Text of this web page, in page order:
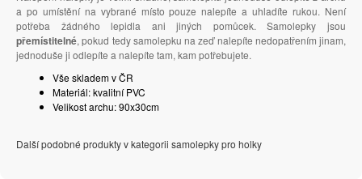
a po umístění na vybrané místo pouze nalepíte a uhladíte rukou. Není
potřeba žádného lepidla ani jiných pomůcek. Samolepky jsou
přemístitelné, pokud tedy samolepku na zeď nalepíte nedopatřením jinam,
jednoduše ji odlepíte a nalepíte tam, kam potřebujete.
Vše skladem v ČR
Materiál: kvalitní PVC
Velikost archu: 90x30cm
Další podobné produkty v kategorii samolepky pro holky